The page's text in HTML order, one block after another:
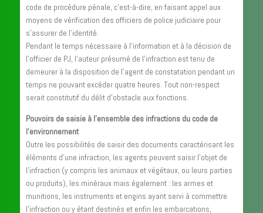
code de procédure pénale, c’est-à-dire, en faisant appel aux
moyens de vérification des officiers de police judiciaire pour
s’assurer de l’identité.
Pendant le temps nécessaire à l’information et à la décision de
l’officier de PJ, l’auteur présumé de l’infraction est tenu de
demeurer à la disposition de l’agent de constatation pendant un
temps ne pouvant excéder quatre heures. Tout non-respect
serait constitutif du délit d’obstacle aux fonctions.
Pouvoirs de saisie à l’ensemble des infractions du code de
l’environnement
Outre les possibilités de saisir des documents caractérisant les
éléments d’une infraction, les agents peuvent saisir l’objet de
l’infraction (y compris les animaux et végétaux, ou leurs parties
ou produits), les minéraux mais également : les armes et
munitions, les instruments et engins ayant servi à commettre
l’infraction ou y étant destinés et enfin les embarcations,